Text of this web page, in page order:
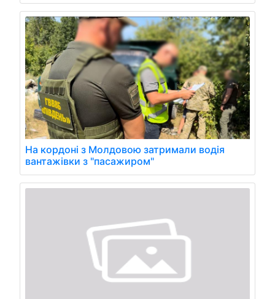
На кордоні з Молдовою затримали водія
вантажівки з "пасажиром"